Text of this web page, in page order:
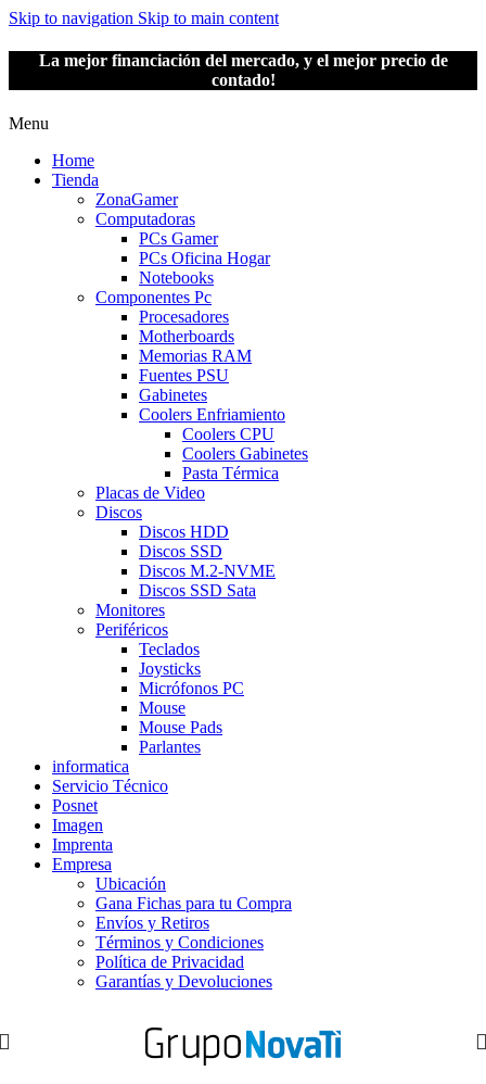
Skip to navigation Skip to main content
La mejor financiación del mercado, y el mejor precio de
contado!
Menu
Home
Tienda
ZonaGamer
Computadoras
PCs Gamer
PCs Oficina Hogar
Notebooks
Componentes Pc
Procesadores
Motherboards
Memorias RAM
Fuentes PSU
Gabinetes
Coolers Enfriamiento
Coolers CPU
Coolers Gabinetes
Pasta Térmica
Placas de Video
Discos
Discos HDD
Discos SSD
Discos M.2-NVME
Discos SSD Sata
Monitores
Periféricos
Teclados
Joysticks
Micrófonos PC
Mouse
Mouse Pads
Parlantes
informatica
Servicio Técnico
Posnet
Imagen
Imprenta
Empresa
Ubicación
Gana Fichas para tu Compra
Envíos y Retiros
Términos y Condiciones
Política de Privacidad
Garantías y Devoluciones